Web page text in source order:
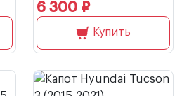
6 300 ₽
Купить